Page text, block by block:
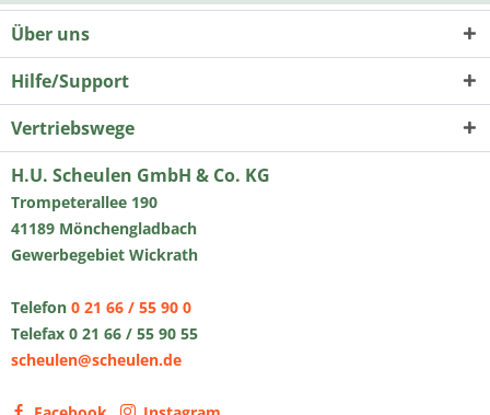
Über uns
Hilfe/Support
Vertriebswege
H.U. Scheulen GmbH & Co. KG
Trompeterallee 190
41189 Mönchengladbach
Gewerbegebiet Wickrath
Telefon 0 21 66 / 55 90 0
Telefax 0 21 66 / 55 90 55
scheulen@scheulen.de